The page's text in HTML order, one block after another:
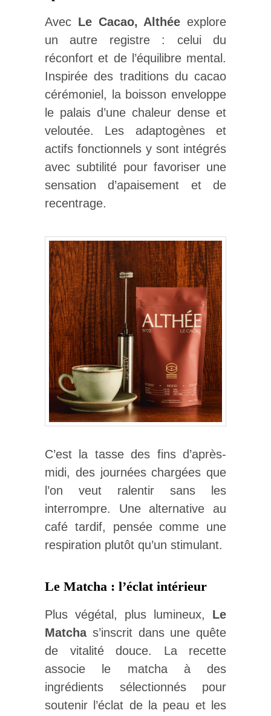
Avec Le Cacao, Althée explore
un autre registre : celui du
réconfort et de l’équilibre mental.
Inspirée des traditions du cacao
cérémoniel, la boisson enveloppe
le palais d’une chaleur dense et
veloutée. Les adaptogènes et
actifs fonctionnels y sont intégrés
avec subtilité pour favoriser une
sensation d’apaisement et de
recentrage.
C’est la tasse des fins d’après-
midi, des journées chargées que
l’on veut ralentir sans les
interrompre. Une alternative au
café tardif, pensée comme une
respiration plutôt qu’un stimulant.
Le Matcha : l’éclat intérieur
Plus végétal, plus lumineux, Le
Matchas’inscrit dans une quête
de vitalité douce. La recette
associe le matcha à des
ingrédients sélectionnés pour
soutenir l’éclat de la peau et les